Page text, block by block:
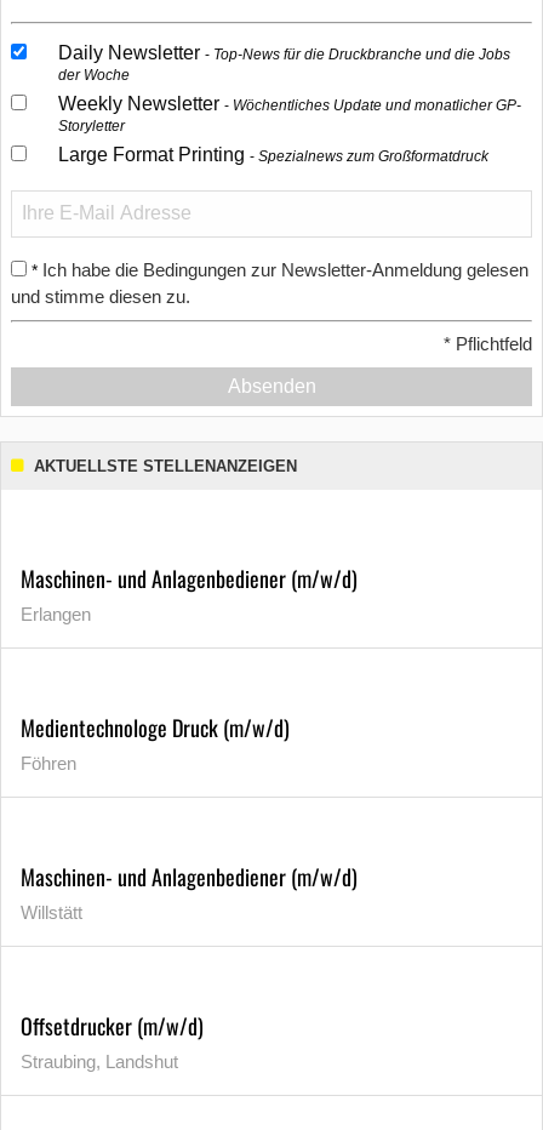
Daily Newsletter
Top-News für die Druckbranche und die Jobs
der Woche
Weekly Newsletter
Wöchentliches Update und monatlicher GP-
Storyletter
Large Format Printing Spezialnews zum Großformatdruck
* Ich habe die Bedingungen zur Newsletter-Anmeldung gelesen
und stimme diesen zu.
* Pflichtfeld
Absenden
AKTUELLSTE STELLENANZEIGEN
Maschinen- und Anlagenbediener (m/w/d)
Erlangen
Medientechnologe Druck (m/w/d)
Föhren
Maschinen- und Anlagenbediener (m/w/d)
Willstätt
Offsetdrucker (m/w/d)
Straubing, Landshut